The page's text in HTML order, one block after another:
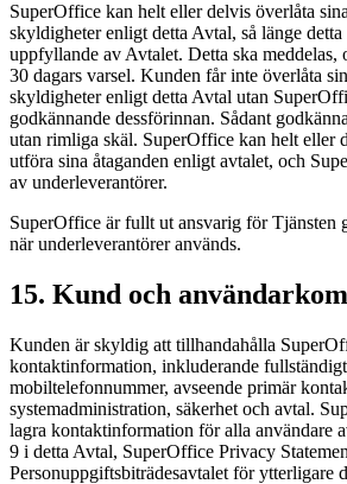
SuperOffice kan helt eller delvis överlåta
skyldigheter enligt detta Avtal, så länge
uppfyllande av Avtalet. Detta ska
30 dagars varsel. Kunden får inte överlåta
skyldigheter enligt detta Avtal utan
godkännande dessförinnan. Sådant
utan rimliga skäl. SuperOffice kan helt eller
utföra sina åtaganden enligt avtalet, och
av underleverantörer.
SuperOffice är fullt ut ansvarig för Tjänsten
när underleverantörer används.
15. Kund och
Kunden är skyldig att tillhandahålla
kontaktinformation, inkluderande
mobiltelefonnummer, avseende primär
systemadministration, säkerhet och avtal.
lagra kontaktinformation för alla användare
9 i detta Avtal, SuperOffice Privacy
Personuppgiftsbiträdesavtalet för ytterligare